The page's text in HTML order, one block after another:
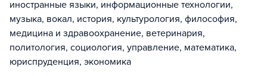
иностранные языки, информационные технологии,
музыка, вокал, история, культурология, философия,
медицина и здравоохранение, ветеринария,
политология, социология, управление, математика,
юриспруденция, экономика